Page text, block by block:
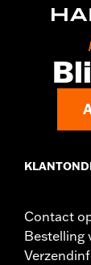
op Trike
Installatie-
Rijhouding:
Per stuk
Contact
Bestelling